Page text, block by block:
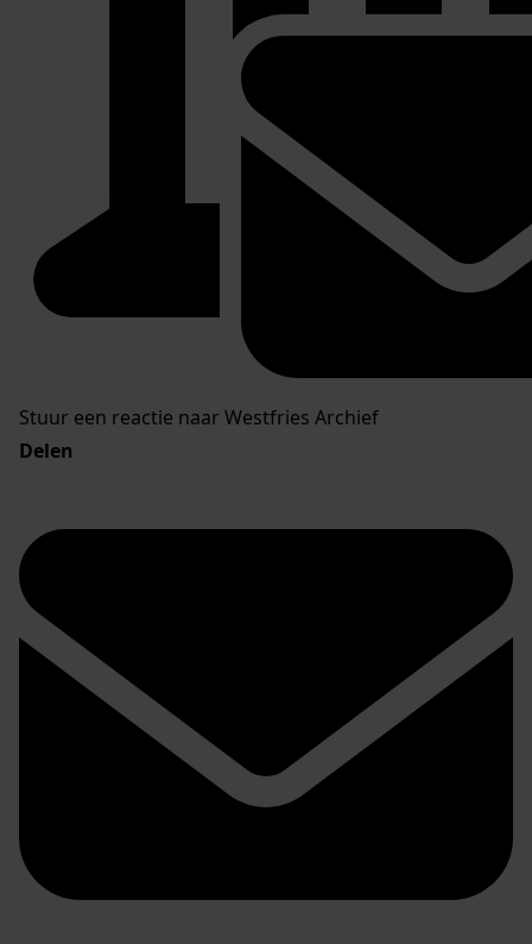
Stuur een reactie naar Westfries Archief
Delen